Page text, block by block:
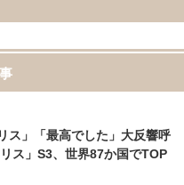
ス」「最高でした」大反響呼
ス」S3、世界87か国でTOP